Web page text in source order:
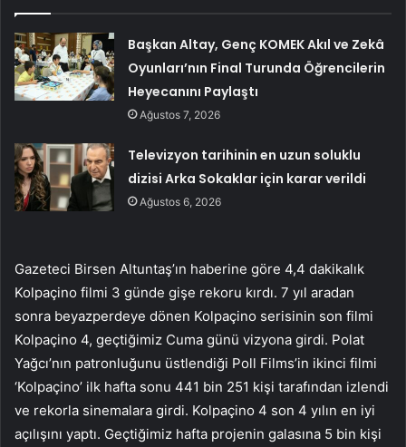
Başkan Altay, Genç KOMEK Akıl ve Zekâ
Oyunları’nın Final Turunda Öğrencilerin
Heyecanını Paylaştı
Ağustos 7, 2026
Televizyon tarihinin en uzun soluklu
dizisi Arka Sokaklar için karar verildi
Ağustos 6, 2026
Gazeteci Birsen Altuntaş’ın haberine göre 4,4 dakikalık
Kolpaçino filmi 3 günde gişe rekoru kırdı. 7 yıl aradan
sonra beyazperdeye dönen Kolpaçino serisinin son filmi
Kolpaçino 4, geçtiğimiz Cuma günü vizyona girdi. Polat
Yağcı’nın patronluğunu üstlendiği Poll Films’in ikinci filmi
‘Kolpaçino’ ilk hafta sonu 441 bin 251 kişi tarafından izlendi
ve rekorla sinemalara girdi. Kolpaçino 4 son 4 yılın en iyi
açılışını yaptı. Geçtiğimiz hafta projenin galasına 5 bin kişi